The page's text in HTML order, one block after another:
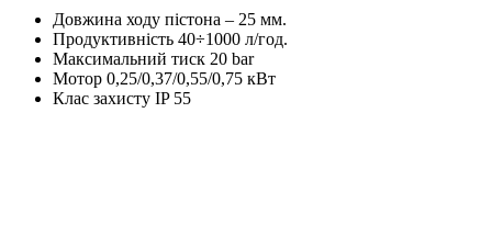
Довжина ходу пістона – 25 мм.
Продуктивність 40÷1000 л/год.
Максимальний тиск 20 bar
Мотор 0,25/0,37/0,55/0,75 кВт
Клас захисту IP 55